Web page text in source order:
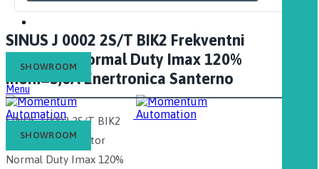
SHOWROOM
Menu
SHOWROOM
SINUS J 0002 2S/T BIK2 Frekventni
regulator Normal Duty Imax 120%
Inom=3,6A Enertronica Santerno
SINUS J 0002 2S/T BIK2
Frekventni regulator
Normal Duty Imax 120%